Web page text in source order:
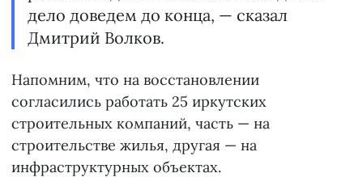
дело доведем до конца, — сказал
Дмитрий Волков.
Напомним, что на восстановлении
согласились работать 25 иркутских
строительных компаний, часть — на
строительстве жилья, другая — на
инфраструктурных объектах.